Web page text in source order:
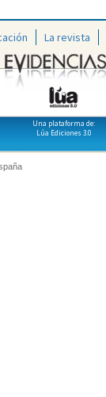
La revista
Una plataforma de:
Lúa Ediciones 3.0